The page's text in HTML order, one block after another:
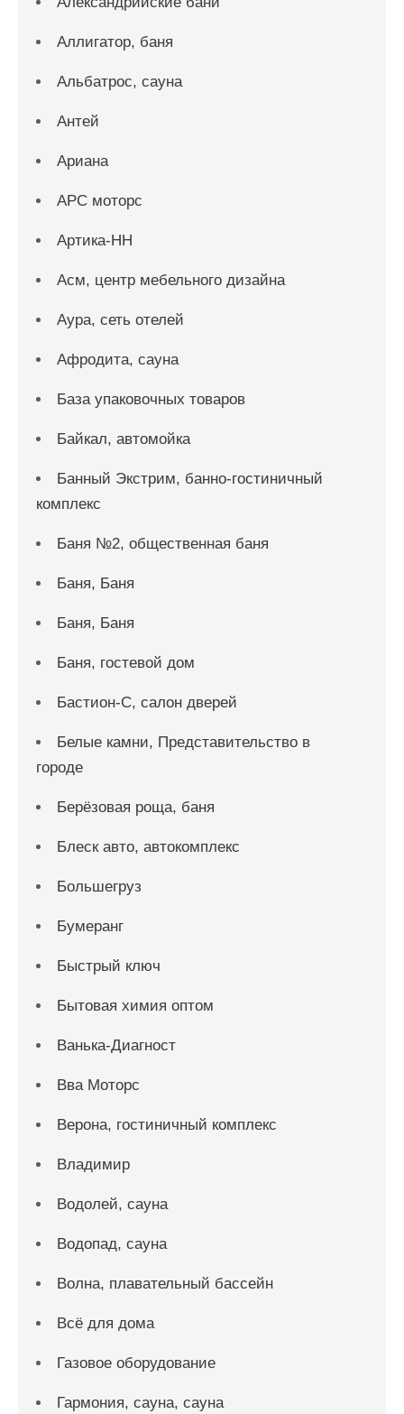
Аллигатор, баня
Альбатрос, сауна
Антей
Ариана
АРС моторс
Артика-НН
Асм, центр мебельного дизайна
Аура, сеть отелей
Афродита, сауна
База упаковочных товаров
Байкал, автомойка
Банный Экстрим, банно-гостиничный
комплекс
Баня №2, общественная баня
Баня, Баня
Баня, Баня
Баня, гостевой дом
Бастион-С, салон дверей
Белые камни, Представительство в
городе
Берёзовая роща, баня
Блеск авто, автокомплекс
Большегруз
Бумеранг
Быстрый ключ
Бытовая химия оптом
Ванька-Диагност
Вва Моторс
Верона, гостиничный комплекс
Владимир
Водолей, сауна
Водопад, сауна
Волна, плавательный бассейн
Всё для дома
Газовое оборудование
Гармония, сауна, сауна